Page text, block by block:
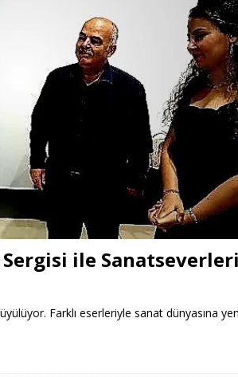
ile Sanatseverleri
Farklı eserleriyle sanat dünyasına